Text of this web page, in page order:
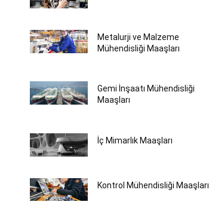
Metalurji ve Malzeme
Mühendisliği Maaşları
Gemi İnşaatı Mühendisliği
Maaşları
İç Mimarlık Maaşları
Kontrol Mühendisliği Maaşları